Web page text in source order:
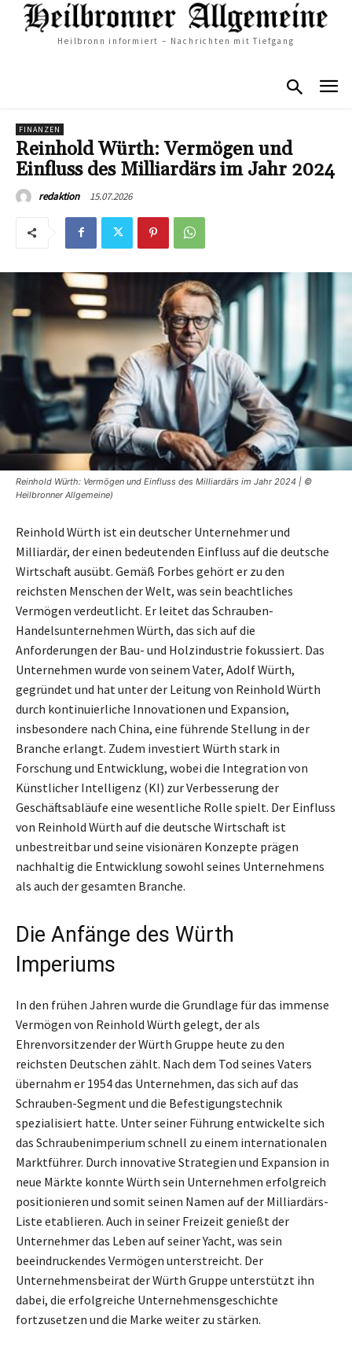
Heilbronn informiert – Nachrichten mit Tiefgang
FINANZEN
Reinhold Würth: Vermögen und
Einfluss des Milliardärs im Jahr 2024
redaktion 15.07.2026
Reinhold Würth: Vermögen und Einfluss des Milliardärs im Jahr 2024 | ©
Heilbronner Allgemeine)
Reinhold Würth ist ein deutscher Unternehmer und
Milliardär, der einen bedeutenden Einfluss auf die deutsche
Wirtschaft ausübt. Gemäß Forbes gehört er zu den
reichsten Menschen der Welt, was sein beachtliches
Vermögen verdeutlicht. Er leitet das Schrauben-
Handelsunternehmen Würth, das sich auf die
Anforderungen der Bau- und Holzindustrie fokussiert. Das
Unternehmen wurde von seinem Vater, Adolf Würth,
gegründet und hat unter der Leitung von Reinhold Würth
durch kontinuierliche Innovationen und Expansion,
insbesondere nach China, eine führende Stellung in der
Branche erlangt. Zudem investiert Würth stark in
Forschung und Entwicklung, wobei die Integration von
Künstlicher Intelligenz (KI) zur Verbesserung der
Geschäftsabläufe eine wesentliche Rolle spielt. Der Einfluss
von Reinhold Würth auf die deutsche Wirtschaft ist
unbestreitbar und seine visionären Konzepte prägen
nachhaltig die Entwicklung sowohl seines Unternehmens
als auch der gesamten Branche.
Die Anfänge des Würth
Imperiums
In den frühen Jahren wurde die Grundlage für das immense
Vermögen von Reinhold Würth gelegt, der als
Ehrenvorsitzender der Würth Gruppe heute zu den
reichsten Deutschen zählt. Nach dem Tod seines Vaters
übernahm er 1954 das Unternehmen, das sich auf das
Schrauben-Segment und die Befestigungstechnik
spezialisiert hatte. Unter seiner Führung entwickelte sich
das Schraubenimperium schnell zu einem internationalen
Marktführer. Durch innovative Strategien und Expansion in
neue Märkte konnte Würth sein Unternehmen erfolgreich
positionieren und somit seinen Namen auf der Milliardärs-
Liste etablieren. Auch in seiner Freizeit genießt der
Unternehmer das Leben auf seiner Yacht, was sein
beeindruckendes Vermögen unterstreicht. Der
Unternehmensbeirat der Würth Gruppe unterstützt ihn
dabei, die erfolgreiche Unternehmensgeschichte
fortzusetzen und die Marke weiter zu stärken.